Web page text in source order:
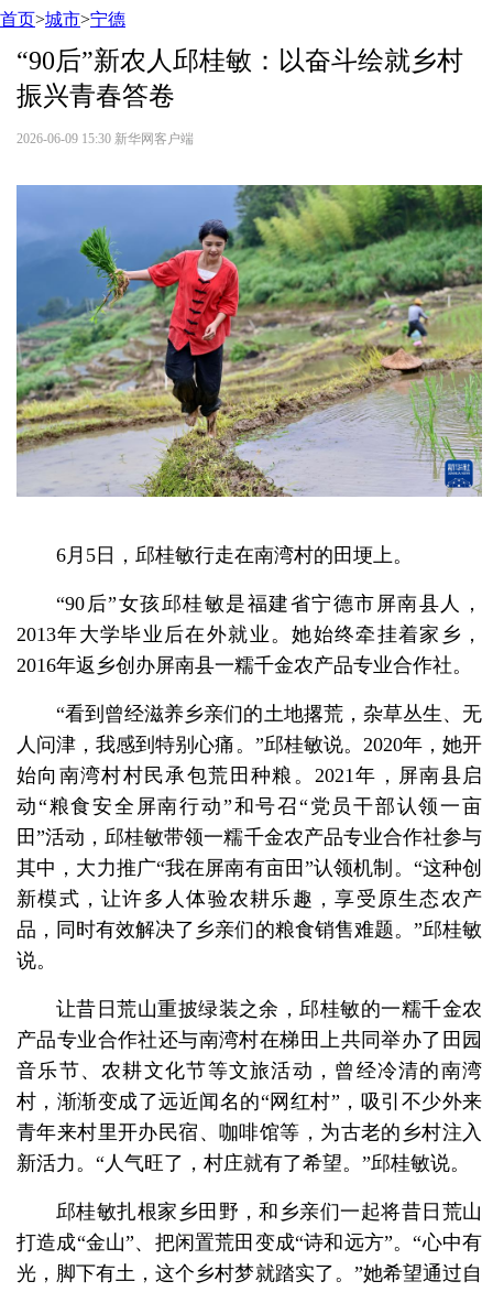
首页>城市>宁德
“90后”新农人邱桂敏：以奋斗绘就乡村
振兴青春答卷
2026-06-09 15:30 新华网客户端
6月5日，邱桂敏行走在南湾村的田埂上。
“90后”女孩邱桂敏是福建省宁德市屏南县人，
2013年大学毕业后在外就业。她始终牵挂着家乡，
2016年返乡创办屏南县一糯千金农产品专业合作社。
“看到曾经滋养乡亲们的土地撂荒，杂草丛生、无
人问津，我感到特别心痛。”邱桂敏说。2020年，她开
始向南湾村村民承包荒田种粮。2021年，屏南县启
动“粮食安全屏南行动”和号召“党员干部认领一亩
田”活动，邱桂敏带领一糯千金农产品专业合作社参与
其中，大力推广“我在屏南有亩田”认领机制。“这种创
新模式，让许多人体验农耕乐趣，享受原生态农产
品，同时有效解决了乡亲们的粮食销售难题。”邱桂敏
说。
让昔日荒山重披绿装之余，邱桂敏的一糯千金农
产品专业合作社还与南湾村在梯田上共同举办了田园
音乐节、农耕文化节等文旅活动，曾经冷清的南湾
村，渐渐变成了远近闻名的“网红村”，吸引不少外来
青年来村里开办民宿、咖啡馆等，为古老的乡村注入
新活力。“人气旺了，村庄就有了希望。”邱桂敏说。
邱桂敏扎根家乡田野，和乡亲们一起将昔日荒山
打造成“金山”、把闲置荒田变成“诗和远方”。“心中有
光，脚下有土，这个乡村梦就踏实了。”她希望通过自